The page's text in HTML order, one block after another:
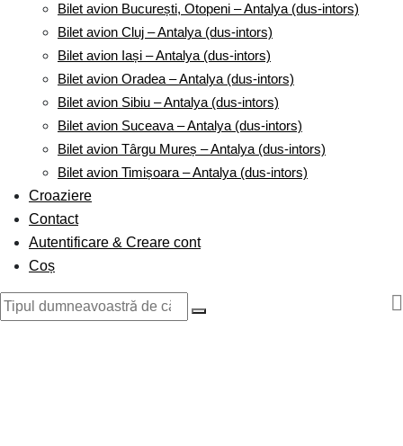
Bilet avion București, Otopeni – Antalya (dus-intors)
Bilet avion Cluj – Antalya (dus-intors)
Bilet avion Iași – Antalya (dus-intors)
Bilet avion Oradea – Antalya (dus-intors)
Bilet avion Sibiu – Antalya (dus-intors)
Bilet avion Suceava – Antalya (dus-intors)
Bilet avion Târgu Mureș – Antalya (dus-intors)
Bilet avion Timișoara – Antalya (dus-intors)
Croaziere
Contact
Autentificare & Creare cont
Coș